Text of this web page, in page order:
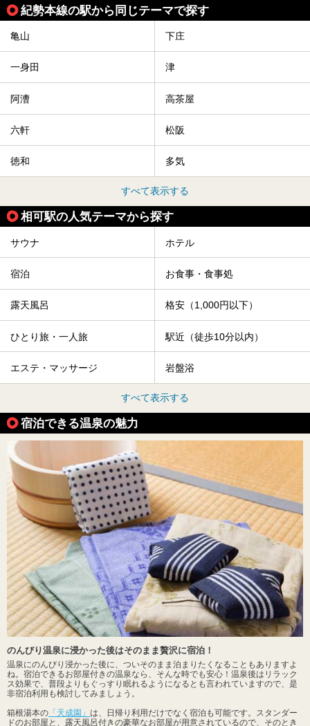
紀勢本線の駅から同じテーマで探す
亀山 下庄
一身田 津
阿漕 高茶屋
六軒 松阪
徳和 多気
すべて表示する
相可駅の人気テーマから探す
サウナ ホテル
宿泊 お食事・食事処
露天風呂 格安（1,000円以下）
ひとり旅・一人旅 駅近（徒歩10分以内）
エステ・マッサージ 岩盤浴
すべて表示する
宿泊できる温泉の魅力
のんびり温泉に浸かった後はそのまま贅沢に宿泊！
温泉にのんびり浸かった後に、ついそのまま泊まりたくなることもありますよ
ね。宿泊できるお部屋付きの温泉なら、そんな時でも安心！温泉後はリラック
ス効果で、普段よりもぐっすり眠れるようになるとも言われていますので、是
非宿泊利用も検討してみましょう。
箱根湯本の 「天成園」 は、日帰り利用だけでなく宿泊も可能です。スタンダー
ドのお部屋と、露天風呂付きの豪華なお部屋が用意されているので、そのとき